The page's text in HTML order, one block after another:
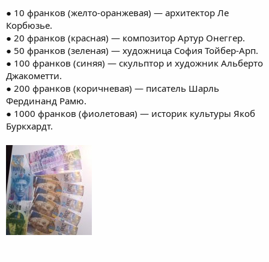
● 10 франков (желто-оранжевая) — архитектор Ле
Корбюзье.
● 20 франков (красная) — композитор Артур Онеггер.
● 50 франков (зеленая) — художница София Тойбер-Арп.
● 100 франков (синяя) — скульптор и художник Альберто
Джакометти.
● 200 франков (коричневая) — писатель Шарль
Фердинанд Рамю.
● 1000 франков (фиолетовая) — историк культуры Якоб
Буркхардт.